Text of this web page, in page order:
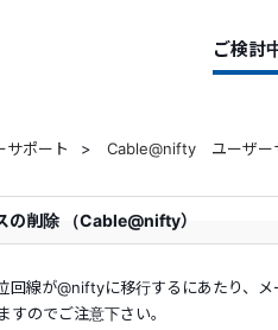
ご検討
サポート > Cable@nifty ユーザー
の削除 （Cable@nifty）
回線が@niftyに移行するにあたり、
すのでご注意下さい。